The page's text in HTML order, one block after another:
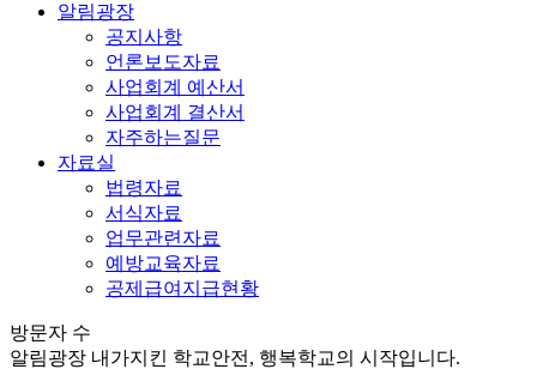
알림광장
공지사항
언론보도자료
사업회계 예산서
사업회계 결산서
자주하는질문
자료실
법령자료
서식자료
업무관련자료
예방교육자료
공제급여지급현황
방문자 수
알림광장 내가지킨 학교안전, 행복학교의 시작입니다.